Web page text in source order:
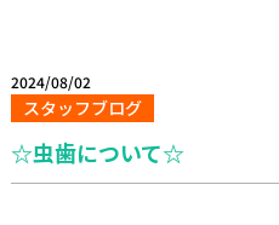
2024/08/02
スタッフブログ
☆虫歯について☆